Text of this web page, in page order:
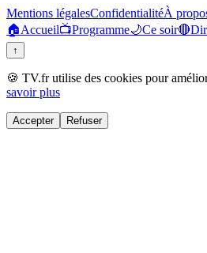
Mentions légalesConfidentialitéÀ
🏠Accueil📺Programme🌙Ce soir🔴
↑
🍪 TV.fr utilise des cookies pour
savoir plus
Accepter Refuser